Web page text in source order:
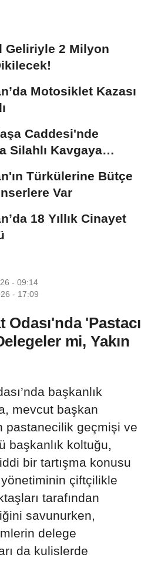
Geliriyle 2 Milyon
Motosiklet Kazası
Caddesi'nde
Silahlı Kavgaya
Türkülerine Bütçe
Var
18 Yıllık Cinayet
- 09:14
- 17:09
Odası'nda 'Pastacı
mi, Yakın
başkanlık
mevcut başkan
pastanecilik geçmişi ve
başkanlık koltuğu,
bir tartışma konusu
çiftçilikle
tarafından
savunurken,
delege
da kulislerde